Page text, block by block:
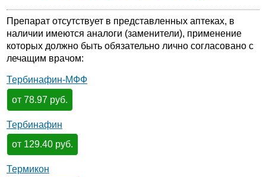
Препарат отсутствует в представленных аптеках, в
наличии имеются аналоги (заменители), применение
которых должно быть обязательно лично согласовано с
лечащим врачом:
Тербинафин-МФФ
от 78.97 руб.
Тербинафин
от 129.40 руб.
Термикон